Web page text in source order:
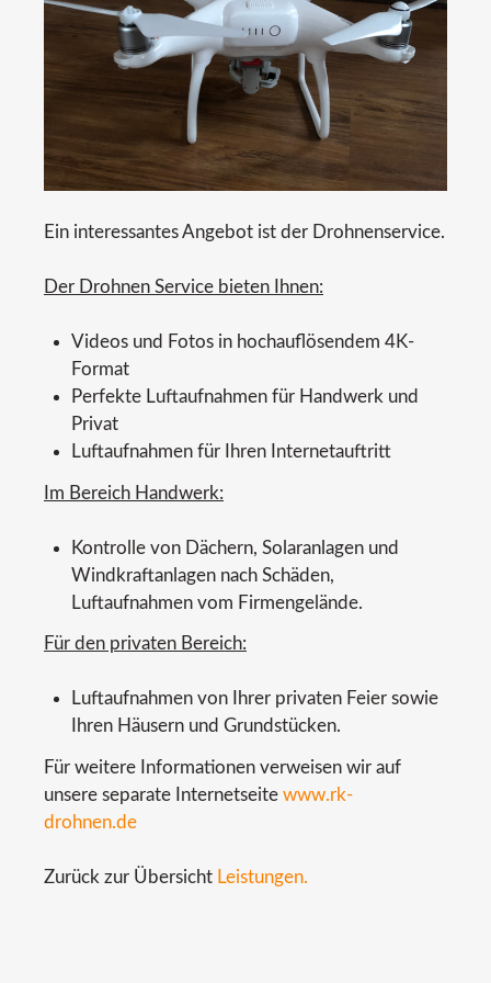
IMPRESSUM
Ein interessantes Angebot ist der Drohnenservice.
Der Drohnen Service bieten Ihnen:
Videos und Fotos in hochauflösendem 4K-
Format
Perfekte Luftaufnahmen für Handwerk und
Privat
Luftaufnahmen für Ihren Internetauftritt
Im Bereich Handwerk:
Kontrolle von Dächern, Solaranlagen und
Windkraftanlagen nach Schäden,
Luftaufnahmen vom Firmengelände.
Für den privaten Bereich:
Luftaufnahmen von Ihrer privaten Feier sowie
Ihren Häusern und Grundstücken.
Für weitere Informationen verweisen wir auf
unsere separate Internetseite www.rk-
drohnen.de
Zurück zur Übersicht Leistungen.